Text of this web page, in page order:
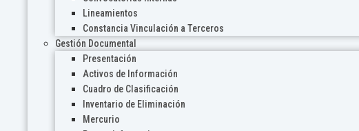
Lineamientos
Constancia Vinculación a Terceros
Gestión Documental
Presentación
Activos de Información
Cuadro de Clasificación
Inventario de Eliminación
Mercurio